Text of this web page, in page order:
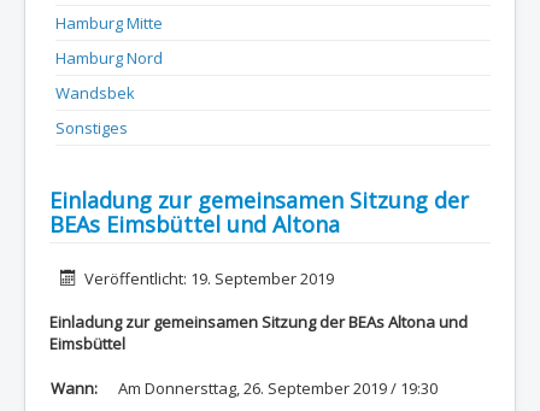
Hamburg Mitte
Hamburg Nord
Wandsbek
Sonstiges
Einladung zur gemeinsamen Sitzung der
BEAs Eimsbüttel und Altona
DetailsVeröffentlicht: 19. September 2019
Einladung zur gemeinsamen Sitzung der BEAs Altona und
Eimsbüttel
Wann: Am Donnersttag, 26. September 2019 / 19:30